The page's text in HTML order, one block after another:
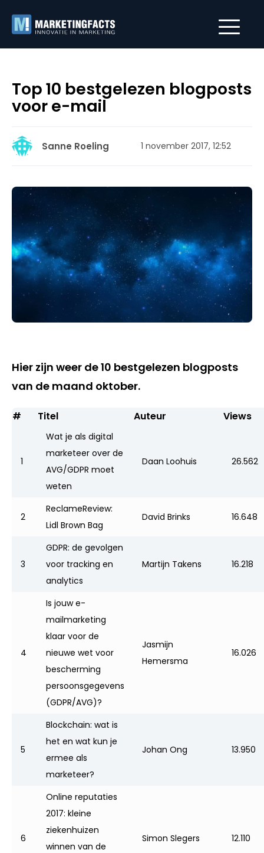
Top 10 bestgelezen blogposts
voor e-mail
Sanne Roeling 1 november 2017, 12:52
Hier zijn weer de 10 bestgelezen blogposts
van de maand oktober.
# Titel Auteur Views
1
Wat je als digital
marketeer over de
AVG/GDPR moet
weten
Daan Loohuis 26.562
2
ReclameReview:
Lidl Brown Bag
David Brinks 16.648
3
GDPR: de gevolgen
voor tracking en
analytics
Martijn Takens 16.218
4
Is jouw e-
mailmarketing
klaar voor de
nieuwe wet voor
bescherming
persoonsgegevens
(GDPR/AVG)?
Jasmijn
Hemersma
16.026
5
Blockchain: wat is
het en wat kun je
ermee als
marketeer?
Johan Ong 13.950
6
Online reputaties
2017: kleine
ziekenhuizen
winnen van de
Simon Slegers 12.110